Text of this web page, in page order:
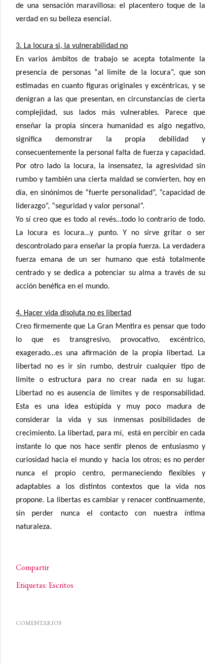
de una sensación maravillosa: el placentero toque de la
verdad en su belleza esencial.
3. La locura si, la vulnerabilidad no
En varios ámbitos de trabajo se acepta totalmente la
presencia de personas “al limite de la locura”, que son
estimadas en cuanto figuras originales y excéntricas, y se
denigran a las que presentan, en circunstancias de cierta
complejidad, sus lados más vulnerables. Parece que
enseñar la propia sincera humanidad es algo negativo,
significa demonstrar la propia debilidad y
consecuentemente la personal falta de fuerza y capacidad.
Por otro lado la locura, la insensatez, la agresividad sin
rumbo y también una cierta maldad se convierten, hoy en
día, en sinónimos de “fuerte personalidad”, “capacidad de
liderazgo”, “seguridad y valor personal”.
Yo sí creo que es todo al revés…todo lo contrario de todo.
La locura es locura…y punto. Y no sirve gritar o ser
descontrolado para enseñar la propia fuerza. La verdadera
fuerza emana de un ser humano que está totalmente
centrado y se dedica a potenciar su alma a través de su
acción benéfica en el mundo.
4. Hacer vida disoluta no es libertad
Creo firmemente que La Gran Mentira es pensar que todo
lo que es transgresivo, provocativo, excéntrico,
exagerado…es una afirmación de la propia libertad. La
libertad no es ir sin rumbo, destruir cualquier tipo de
limite o estructura para no crear nada en su lugar.
Libertad no es ausencia de limites y de responsabilidad.
Esta es una idea estúpida y muy poco madura de
considerar la vida y sus inmensas posibilidades de
crecimiento. La libertad, para mí, está en percibir en cada
instante lo que nos hace sentir plenos de entusiasmo y
curiosidad hacia el mundo y
hacia los otros; es no perder
nunca el propio centro, permaneciendo flexibles y
adaptables a los distintos contextos que la vida nos
propone. La libertas es cambiar y renacer continuamente,
sin perder nunca el contacto con nuestra íntima
naturaleza.
Compartir
Etiquetas: Escritos
COMENTARIOS